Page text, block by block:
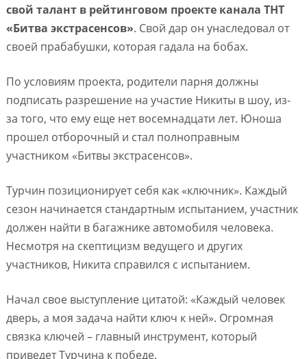
свой талант в рейтинговом проекте канала ТНТ
«Битва экстрасенсов». Свой дар он унаследовал от
своей прабабушки, которая гадала на бобах.
По условиям проекта, родители парня должны
подписать разрешение на участие Никиты в шоу, из-
за того, что ему еще нет восемнадцати лет. Юноша
прошел отборочный и стал полноправным
участником «Битвы экстрасенсов».
Турчин позиционирует себя как «ключник». Каждый
сезон начинается стандартным испытанием, участник
должен найти в багажнике автомобиля человека.
Несмотря на скептицизм ведущего и других
участников, Никита справился с испытанием.
Начал свое выступление цитатой: «Каждый человек
дверь, а моя задача найти ключ к ней». Огромная
связка ключей – главный инструмент, который
приведет Турчина к победе.